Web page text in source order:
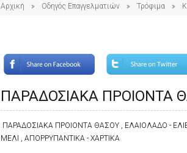
Αρχική Οδηγός Επαγγελματιών Τρόφιμα
ΠΑΡΑΔΟΣΙΑΚΑ ΠΡΟΙΟΝΤΑ
ΠΑΡΑΔΟΣΙΑΚΑ ΠΡΟΙΟΝΤΑ ΘΑΣΟΥ , ΕΛΑΙΟΛΑΔΟ -
ΜΕΛΙ , ΑΠΟΡΡΥΠΑΝΤΙΚΑ - ΧΑΡΤΙΚΑ